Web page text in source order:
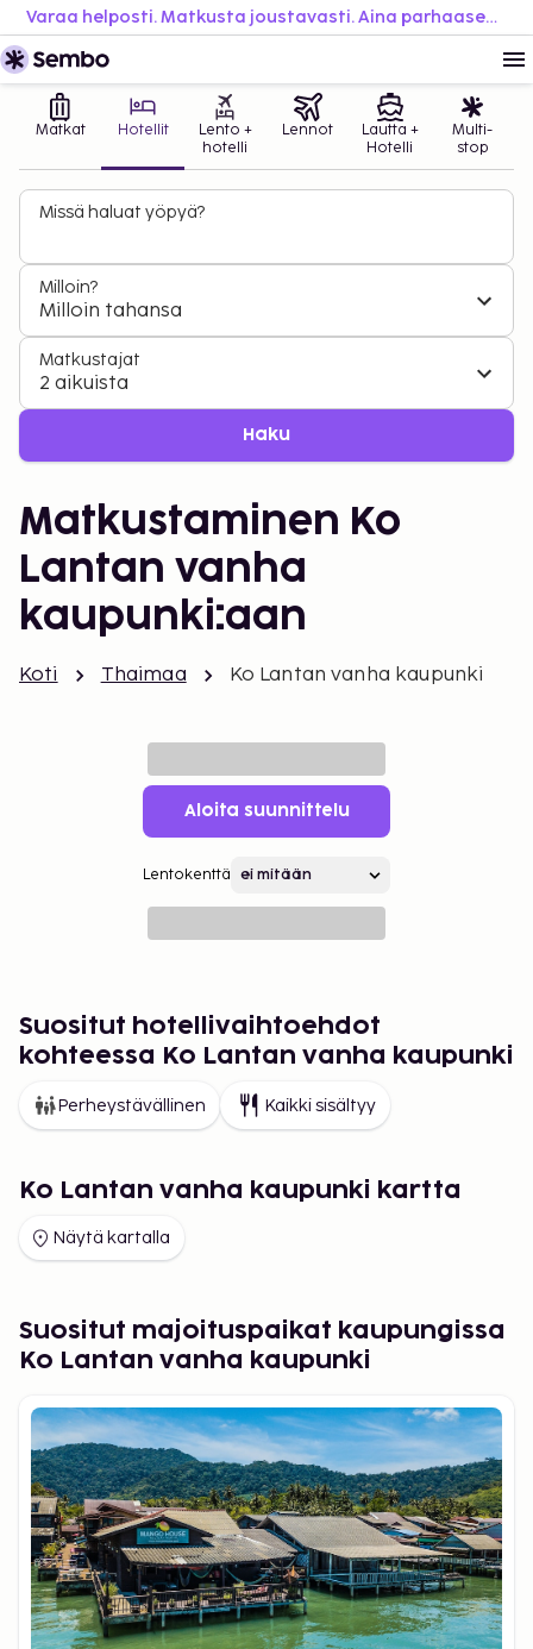
Varaa helposti. Matkusta joustavasti. Aina parhaaseen hintaan.
Matkat Hotellit
Lento +
hotelli
Lennot
Lautta +
Hotelli
Multi-
stop
Missä haluat yöpyä?
Milloin?
Milloin tahansa
Matkustajat
2 aikuista
Haku
Matkustaminen Ko
Lantan vanha
kaupunki:aan
Koti Thaimaa Ko Lantan vanha kaupunki
Aloita suunnittelu
Lentokenttä
Suositut hotellivaihtoehdot
kohteessa Ko Lantan vanha kaupunki
Perheystävällinen Kaikki sisältyy
Ko Lantan vanha kaupunki kartta
Näytä kartalla
Suositut majoituspaikat kaupungissa
Ko Lantan vanha kaupunki